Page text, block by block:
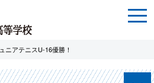
ニアテニスU-16優勝！